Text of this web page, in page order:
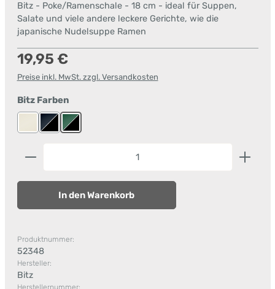
Bitz - Poke/Ramenschale - 18 cm - ideal für Suppen,
Salate und viele andere leckere Gerichte, wie die
japanische Nudelsuppe Ramen
Regulärer Preis:
19,95 €
Preise inkl. MwSt. zzgl. Versandkosten
Bitz Farbenauswählen
Creme/Creme
Schwarz/Dunkelblau
Schwarz/Grün
Produkt Anzahl: Gib den gewünschten Wert ein
In den Warenkorb
Produktnummer:
52348
Hersteller:
Bitz
Herstellernummer: